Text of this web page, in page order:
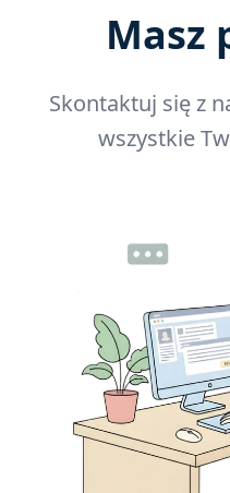
Masz
Skontaktuj się z
wszystkie